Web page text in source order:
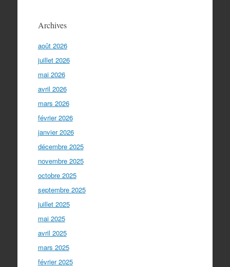
Archives
août 2026
juillet 2026
mai 2026
avril 2026
mars 2026
février 2026
janvier 2026
décembre 2025
novembre 2025
octobre 2025
septembre 2025
juillet 2025
mai 2025
avril 2025
mars 2025
février 2025